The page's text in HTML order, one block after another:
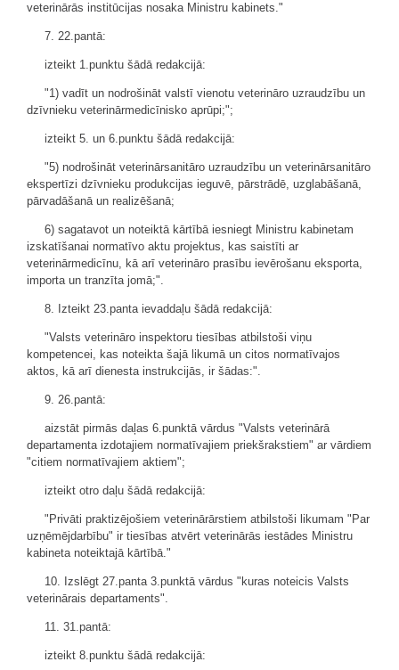
veterinārās institūcijas nosaka Ministru kabinets."
7. 22.pantā:
izteikt 1.punktu šādā redakcijā:
"1) vadīt un nodrošināt valstī vienotu veterināro uzraudzību un
dzīvnieku veterinārmedicīnisko aprūpi;";
izteikt 5. un 6.punktu šādā redakcijā:
"5) nodrošināt veterinārsanitāro uzraudzību un veterinārsanitāro
ekspertīzi dzīvnieku produkcijas ieguvē, pārstrādē, uzglabāšanā,
pārvadāšanā un realizēšanā;
6) sagatavot un noteiktā kārtībā iesniegt Ministru kabinetam
izskatīšanai normatīvo aktu projektus, kas saistīti ar
veterinārmedicīnu, kā arī veterināro prasību ievērošanu eksporta,
importa un tranzīta jomā;".
8. Izteikt 23.panta ievaddaļu šādā redakcijā:
"Valsts veterināro inspektoru tiesības atbilstoši viņu
kompetencei, kas noteikta šajā likumā un citos normatīvajos
aktos, kā arī dienesta instrukcijās, ir šādas:".
9. 26.pantā:
aizstāt pirmās daļas 6.punktā vārdus "Valsts veterinārā
departamenta izdotajiem normatīvajiem priekšrakstiem" ar vārdiem
"citiem normatīvajiem aktiem";
izteikt otro daļu šādā redakcijā:
"Privāti praktizējošiem veterinārārstiem atbilstoši likumam "Par
uzņēmējdarbību" ir tiesības atvērt veterinārās iestādes Ministru
kabineta noteiktajā kārtībā."
10. Izslēgt 27.panta 3.punktā vārdus "kuras noteicis Valsts
veterinārais departaments".
11. 31.pantā:
izteikt 8.punktu šādā redakcijā: